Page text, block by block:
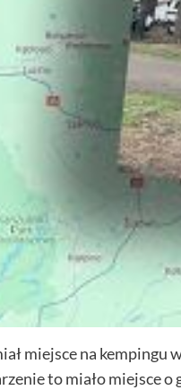
miejsce na kempingu
to miało miejsce